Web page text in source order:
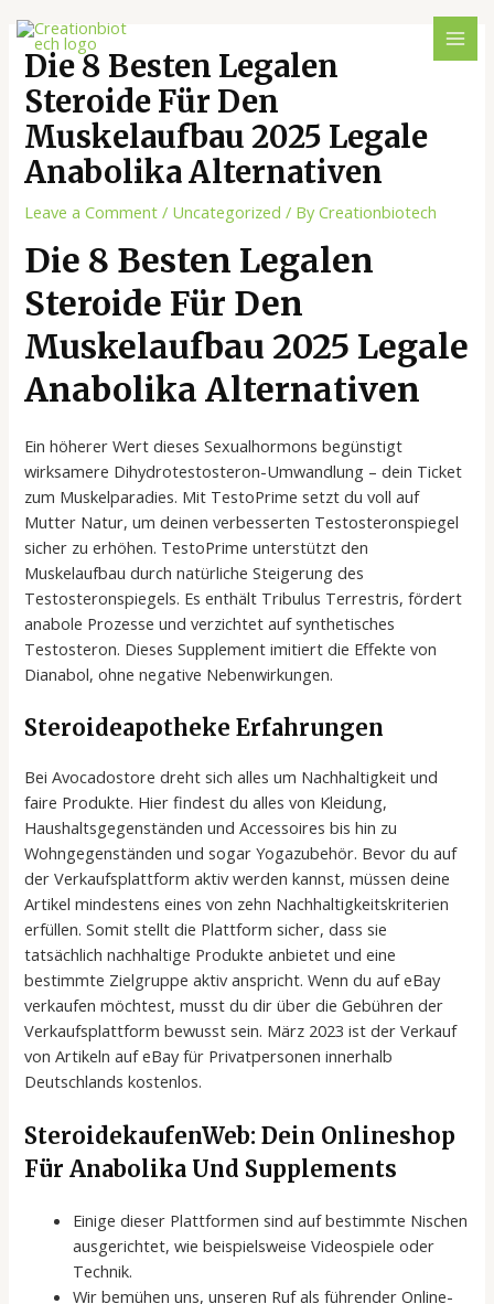
Die 8 Besten Legalen
Steroide Für Den
Muskelaufbau 2025 Legale
Anabolika Alternativen
Leave a Comment / Uncategorized / ByCreationbiotech
Die 8 Besten Legalen
Steroide Für Den
Muskelaufbau 2025 Legale
Anabolika Alternativen
Ein höherer Wert dieses Sexualhormons begünstigt
wirksamere Dihydrotestosteron-Umwandlung – dein Ticket
zum Muskelparadies. Mit TestoPrime setzt du voll auf
Mutter Natur, um deinen verbesserten Testosteronspiegel
sicher zu erhöhen. TestoPrime unterstützt den
Muskelaufbau durch natürliche Steigerung des
Testosteronspiegels. Es enthält Tribulus Terrestris, fördert
anabole Prozesse und verzichtet auf synthetisches
Testosteron. Dieses Supplement imitiert die Effekte von
Dianabol, ohne negative Nebenwirkungen.
Steroideapotheke Erfahrungen
Bei Avocadostore dreht sich alles um Nachhaltigkeit und
faire Produkte. Hier findest du alles von Kleidung,
Haushaltsgegenständen und Accessoires bis hin zu
Wohngegenständen und sogar Yogazubehör. Bevor du auf
der Verkaufsplattform aktiv werden kannst, müssen deine
Artikel mindestens eines von zehn Nachhaltigkeitskriterien
erfüllen. Somit stellt die Plattform sicher, dass sie
tatsächlich nachhaltige Produkte anbietet und eine
bestimmte Zielgruppe aktiv anspricht. Wenn du auf eBay
verkaufen möchtest, musst du dir über die Gebühren der
Verkaufsplattform bewusst sein. März 2023 ist der Verkauf
von Artikeln auf eBay für Privatpersonen innerhalb
Deutschlands kostenlos.
SteroidekaufenWeb: Dein Onlineshop
Für Anabolika Und Supplements
Einige dieser Plattformen sind auf bestimmte Nischen
ausgerichtet, wie beispielsweise Videospiele oder
Technik.
Wir bemühen uns, unseren Ruf als führender Online-